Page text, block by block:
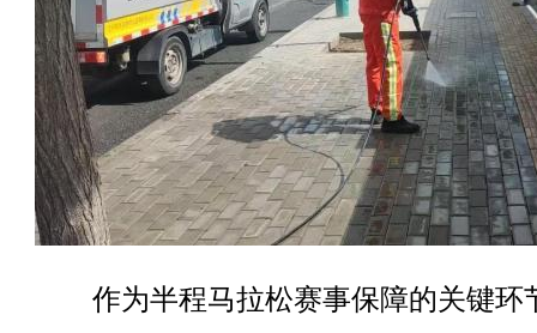
作为半程马拉松赛事保障的关键环